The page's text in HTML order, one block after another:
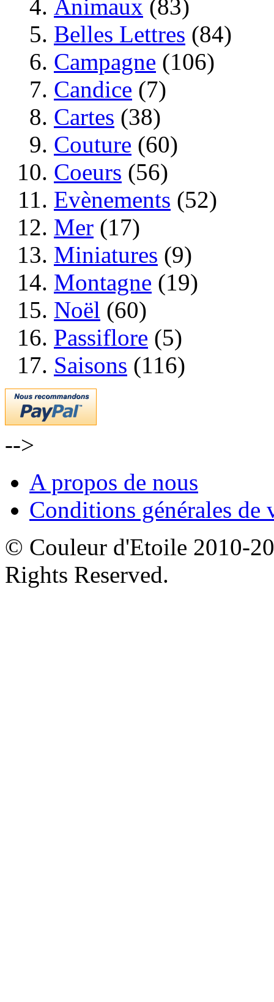
Animaux (83)
Belles Lettres (84)
Campagne (106)
Candice (7)
Cartes (38)
Couture (60)
Coeurs (56)
Evènements (52)
Mer (17)
Miniatures (9)
Montagne (19)
Noël (60)
Passiflore (5)
Saisons (116)
-->
A propos de nous
Conditions générales de
© Couleur d'Etoile 2010-
Rights Reserved.